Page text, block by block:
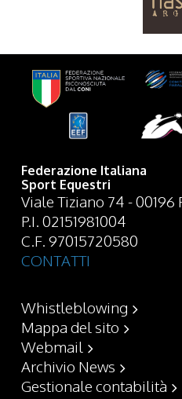
Federazione Italiana
Sport Equestri
Viale Tiziano 74 - 00196
P.I. 02151981004
C.F. 97015720580
CONTATTI
Whistleblowing
Mappa del sito
Webmail
Archivio News
Gestionale contabilità